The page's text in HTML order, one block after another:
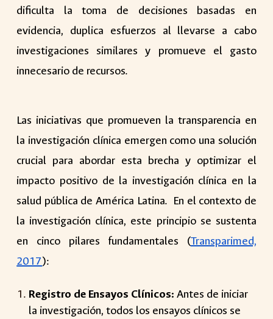
dificulta la toma de decisiones basadas en
evidencia, duplica esfuerzos al llevarse a cabo
investigaciones similares y promueve el gasto
innecesario de recursos.
Las iniciativas que promueven la transparencia en
la investigación clínica emergen como una solución
crucial para abordar esta brecha y optimizar el
impacto positivo de la investigación clínica en la
salud pública de América Latina. En el contexto de
la investigación clínica, este principio se sustenta
en cinco pilares fundamentales (Transparimed,
2017):
Registro de Ensayos Clínicos: Antes de iniciar
la investigación, todos los ensayos clínicos se